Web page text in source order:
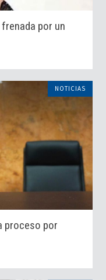
por un
NOTICIAS
proceso por